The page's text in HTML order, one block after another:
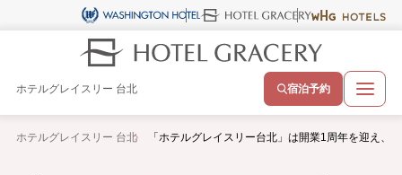
ホテルグレイスリー 台北 宿泊予約
ホテルグレイスリー 台北 「ホテルグレイスリー台北」は開業1周年を迎え、